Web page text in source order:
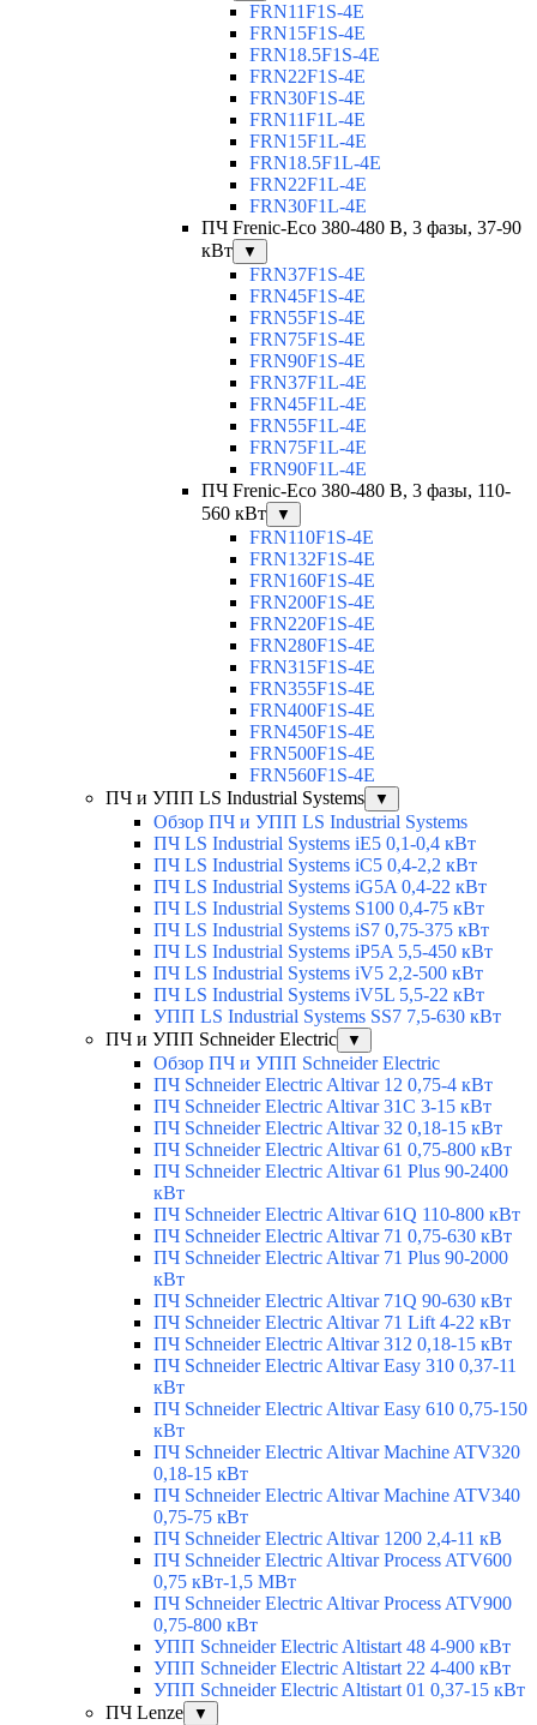
FRN11F1S-4E
FRN15F1S-4E
FRN18.5F1S-4E
FRN22F1S-4E
FRN30F1S-4E
FRN11F1L-4E
FRN15F1L-4E
FRN18.5F1L-4E
FRN22F1L-4E
FRN30F1L-4E
ПЧ Frenic-Eco 380-480 В, 3 фазы, 37-90
кВт
▼
FRN37F1S-4E
FRN45F1S-4E
FRN55F1S-4E
FRN75F1S-4E
FRN90F1S-4E
FRN37F1L-4E
FRN45F1L-4E
FRN55F1L-4E
FRN75F1L-4E
FRN90F1L-4E
ПЧ Frenic-Eco 380-480 В, 3 фазы, 110-
560 кВт
▼
FRN110F1S-4E
FRN132F1S-4E
FRN160F1S-4E
FRN200F1S-4E
FRN220F1S-4E
FRN280F1S-4E
FRN315F1S-4E
FRN355F1S-4E
FRN400F1S-4E
FRN450F1S-4E
FRN500F1S-4E
FRN560F1S-4E
ПЧ и УПП LS Industrial Systems
▼
Обзор ПЧ и УПП LS Industrial Systems
ПЧ LS Industrial Systems iE5 0,1-0,4 кВт
ПЧ LS Industrial Systems iC5 0,4-2,2 кВт
ПЧ LS Industrial Systems iG5A 0,4-22 кВт
ПЧ LS Industrial Systems S100 0,4-75 кВт
ПЧ LS Industrial Systems iS7 0,75-375 кВт
ПЧ LS Industrial Systems iP5A 5,5-450 кВт
ПЧ LS Industrial Systems iV5 2,2-500 кВт
ПЧ LS Industrial Systems iV5L 5,5-22 кВт
УПП LS Industrial Systems SS7 7,5-630 кВт
ПЧ и УПП Schneider Electric
▼
Обзор ПЧ и УПП Schneider Electric
ПЧ Schneider Electric Altivar 12 0,75-4 кВт
ПЧ Schneider Electric Altivar 31C 3-15 кВт
ПЧ Schneider Electric Altivar 32 0,18-15 кВт
ПЧ Schneider Electric Altivar 61 0,75-800 кВт
ПЧ Schneider Electric Altivar 61 Plus 90-2400
кВт
ПЧ Schneider Electric Altivar 61Q 110-800 кВт
ПЧ Schneider Electric Altivar 71 0,75-630 кВт
ПЧ Schneider Electric Altivar 71 Plus 90-2000
кВт
ПЧ Schneider Electric Altivar 71Q 90-630 кВт
ПЧ Schneider Electric Altivar 71 Lift 4-22 кВт
ПЧ Schneider Electric Altivar 312 0,18-15 кВт
ПЧ Schneider Electric Altivar Easy 310 0,37-11
кВт
ПЧ Schneider Electric Altivar Easy 610 0,75-150
кВт
ПЧ Schneider Electric Altivar Machine ATV320
0,18-15 кВт
ПЧ Schneider Electric Altivar Machine ATV340
0,75-75 кВт
ПЧ Schneider Electric Altivar 1200 2,4-11 кВ
ПЧ Schneider Electric Altivar Process ATV600
0,75 кВт-1,5 МВт
ПЧ Schneider Electric Altivar Process ATV900
0,75-800 кВт
УПП Schneider Electric Altistart 48 4-900 кВт
УПП Schneider Electric Altistart 22 4-400 кВт
УПП Schneider Electric Altistart 01 0,37-15 кВт
ПЧ Lenze
▼